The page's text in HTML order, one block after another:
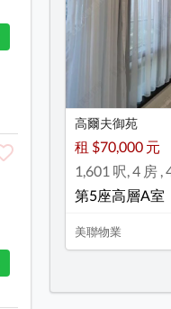
高爾夫御苑
租 $70,000 元
1,601 呎, 4 房 ,
第5座高層A室
美聯物業